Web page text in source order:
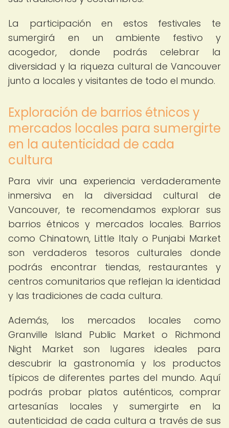
La participación en estos festivales te
sumergirá en un ambiente festivo y
acogedor, donde podrás celebrar la
diversidad y la riqueza cultural de Vancouver
junto a locales y visitantes de todo el mundo.
Exploración de barrios étnicos y
mercados locales para sumergirte
en la autenticidad de cada
cultura
Para vivir una experiencia verdaderamente
inmersiva en la diversidad cultural de
Vancouver, te recomendamos explorar sus
barrios étnicos y mercados locales. Barrios
como Chinatown, Little Italy o Punjabi Market
son verdaderos tesoros culturales donde
podrás encontrar tiendas, restaurantes y
centros comunitarios que reflejan la identidad
y las tradiciones de cada cultura.
Además, los mercados locales como
Granville Island Public Market o Richmond
Night Market son lugares ideales para
descubrir la gastronomía y los productos
típicos de diferentes partes del mundo. Aquí
podrás probar platos auténticos, comprar
artesanías locales y sumergirte en la
autenticidad de cada cultura a través de sus